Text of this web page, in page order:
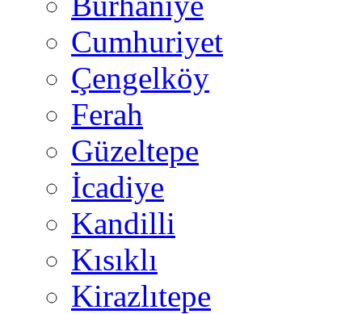
Cumhuriyet
Çengelköy
Ferah
Güzeltepe
İcadiye
Kandilli
Kısıklı
Kirazlıtepe